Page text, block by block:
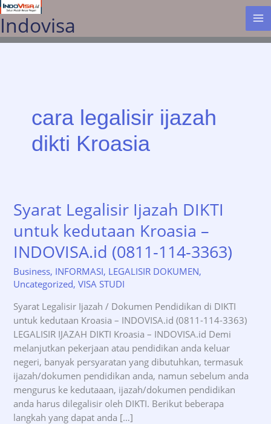
Lewati
ke
konten
Indovisa
cara legalisir ijazah
dikti Kroasia
Syarat Legalisir Ijazah DIKTI
untuk kedutaan Kroasia –
INDOVISA.id (0811-114-3363)
Business, INFORMASI, LEGALISIR DOKUMEN,
Uncategorized,VISA STUDI
Syarat Legalisir Ijazah / Dokumen Pendidikan di DIKTI
untuk kedutaan Kroasia – INDOVISA.id (0811-114-3363)
LEGALISIR IJAZAH DIKTI Kroasia – INDOVISA.id Demi
melanjutkan pekerjaan atau pendidikan anda keluar
negeri, banyak persyaratan yang dibutuhkan, termasuk
ijazah/dokumen pendidikan anda, namun sebelum anda
mengurus ke kedutaaan, ijazah/dokumen pendidikan
anda harus dilegalisir oleh DIKTI. Berikut beberapa
langkah yang dapat anda […]